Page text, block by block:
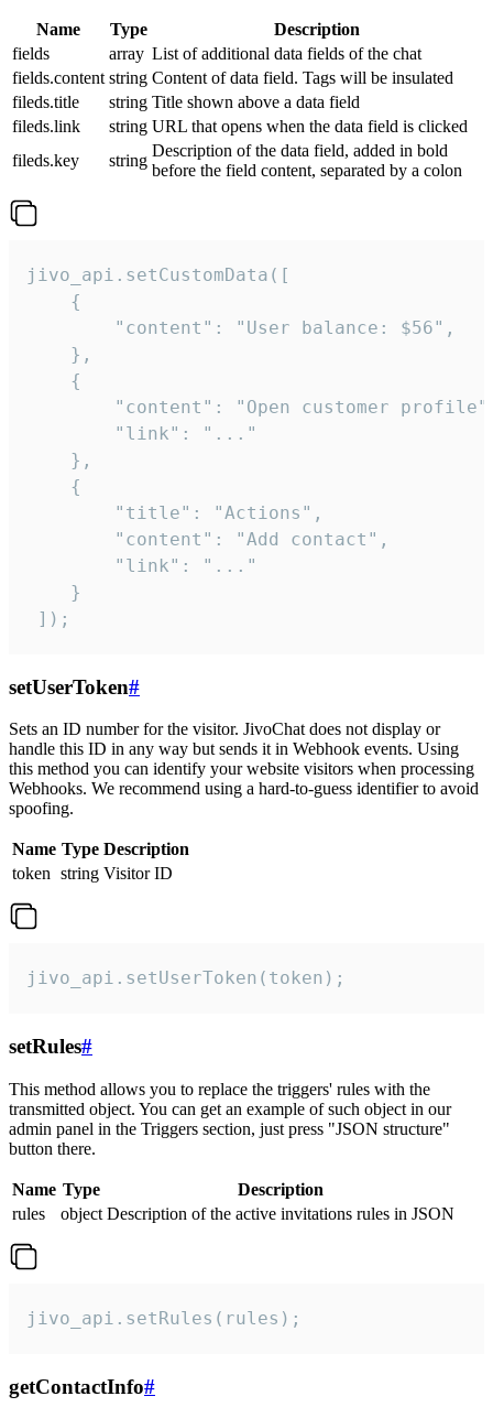
Name Type
Description
fields
array List of additional data fields of the chat
fields.content string Content of data field. Tags will be insulated
fileds.title
string Title shown above a data field
fileds.link
string URL that opens when the data field is clicked
fileds.key
string
Description of the data field, added in bold
before the field content, separated by a colon
jivo_api.setCustomData([
    {
        "content": "User balance: $56",
    },
    {
"content": "Open customer
        "link": "..."
    },
    {
        "title": "Actions",
        "content": "Add contact",
        "link": "..."
    }
]);
setUserToken#
Sets an ID number for the visitor. JivoChat does not display or
handle this ID in any way but sends it in Webhook events. Using
this method you can identify your website visitors when processing
Webhooks. We recommend using a hard-to-guess identifier to avoid
spoofing.
Name Type Description
token string Visitor ID
jivo_api.setUserToken(token);
setRules#
This method allows you to replace the triggers' rules with the
transmitted object. You can get an example of such object in our
admin panel in the Triggers section, just press "JSON structure"
button there.
Name Type
Description
rules
object Description of the active invitations rules in JSON
jivo_api.setRules(rules);
getContactInfo#